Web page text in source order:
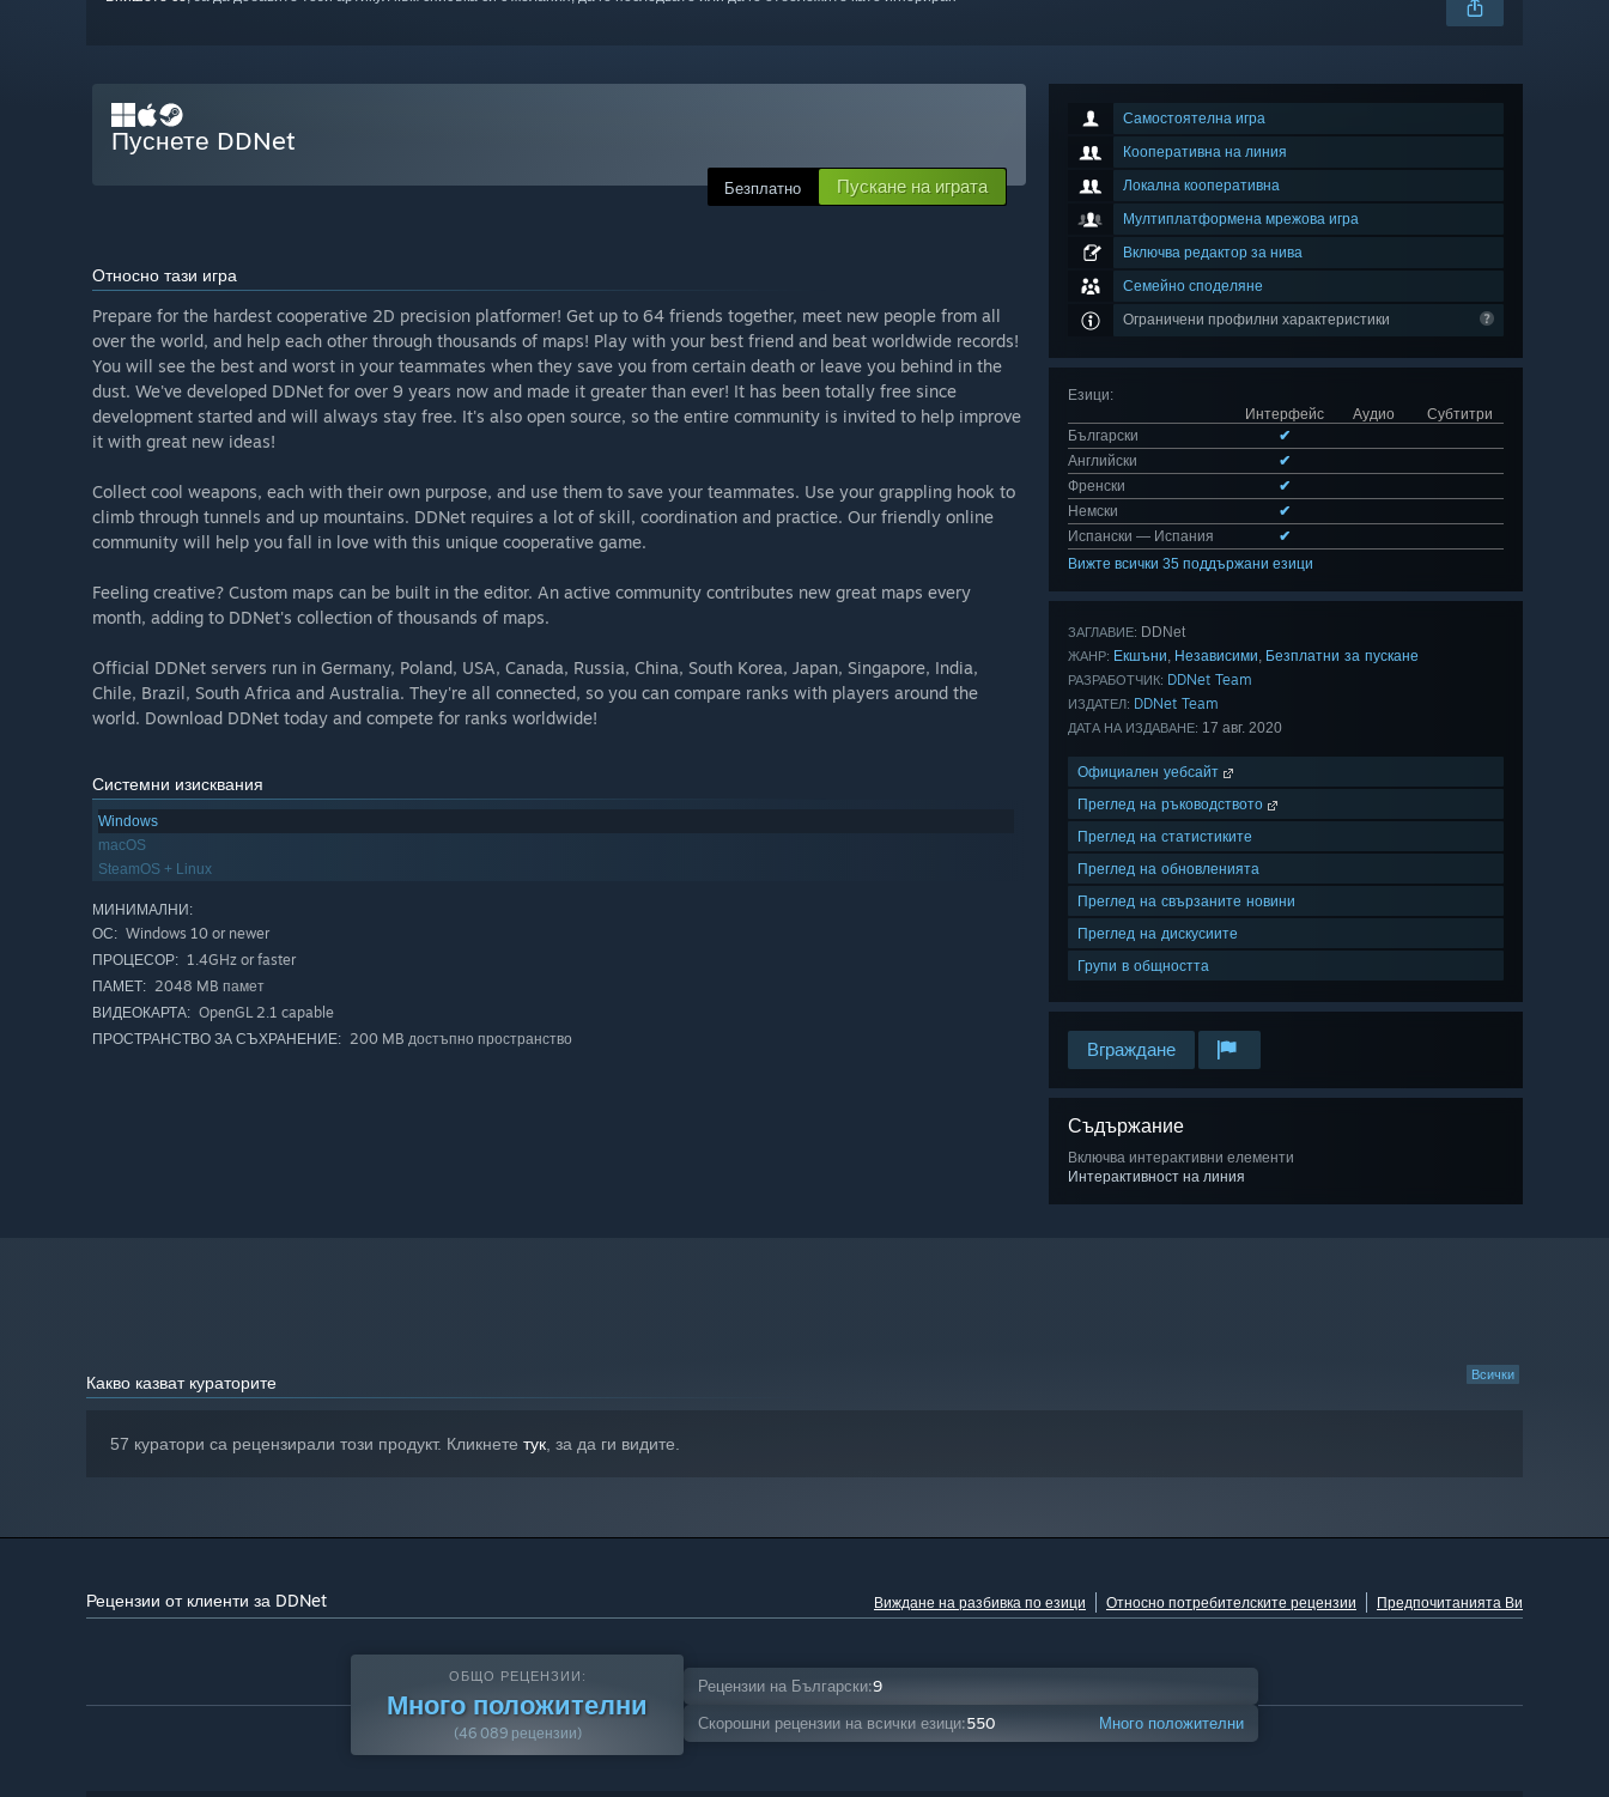
Самостоятелна игра
Кооперативна на линия
Локална кооперативна
Мултиплатформена мрежова игра
Включва редактор за нива
Семейно споделяне
Ограничени профилни характеристики
Езици:
Интерфейс
Аудио
Субтитри
Български
✔
Английски
✔
Френски
✔
Немски
✔
Испански — Испания
✔
Вижте всички 35 поддържани езици
ЗАГЛАВИЕ: DDNet
ЖАНР: Екшъни, Независими, Безплатни за пускане
РАЗРАБОТЧИК: DDNet Team
ИЗДАТЕЛ: DDNet Team
ДАТА НА ИЗДАВАНЕ: 17 авг. 2020
Официален уебсайт
Преглед на ръководството
Преглед на статистиките
Преглед на обновленията
Преглед на свързаните новини
Преглед на дискусиите
Групи в общността
Вграждане
Съдържание
Включва интерактивни елементи
Интерактивност на линия
Пуснете DDNet
Безплатно Пускане на играта
Относно тази игра
Prepare for the hardest cooperative 2D precision platformer! Get up to 64 friends together, meet new people from all
over the world, and help each other through thousands of maps! Play with your best friend and beat worldwide records!
You will see the best and worst in your teammates when they save you from certain death or leave you behind in the
dust. We've developed DDNet for over 9 years now and made it greater than ever! It has been totally free since
development started and will always stay free. It's also open source, so the entire community is invited to help improve
it with great new ideas!
Collect cool weapons, each with their own purpose, and use them to save your teammates. Use your grappling hook to
climb through tunnels and up mountains. DDNet requires a lot of skill, coordination and practice. Our friendly online
community will help you fall in love with this unique cooperative game.
Feeling creative? Custom maps can be built in the editor. An active community contributes new great maps every
month, adding to DDNet's collection of thousands of maps.
Official DDNet servers run in Germany, Poland, USA, Canada, Russia, China, South Korea, Japan, Singapore, India,
Chile, Brazil, South Africa and Australia. They're all connected, so you can compare ranks with players around the
world. Download DDNet today and compete for ranks worldwide!
Системни изисквания
Windows
macOS
SteamOS + Linux
МИНИМАЛНИ:
ОС: Windows 10 or newer
ПРОЦЕСОР: 1.4GHz or faster
ПАМЕТ: 2048 MB памет
ВИДЕОКАРТА: OpenGL 2.1 capable
ПРОСТРАНСТВО ЗА СЪХРАНЕНИЕ: 200 MB достъпно пространство
Всички
Какво казват кураторите
57 куратори са рецензирали този продукт. Кликнете тук, за да ги видите.
Рецензии от клиенти за DDNet Виждане на разбивка по езици Относно потребителските рецензии Предпочитанията Ви
ОБЩО РЕЦЕНЗИИ:
Много положителни
(46 089 рецензии)
Рецензии на Български:9
Скорошни рецензии на всички езици:550 Много положителни